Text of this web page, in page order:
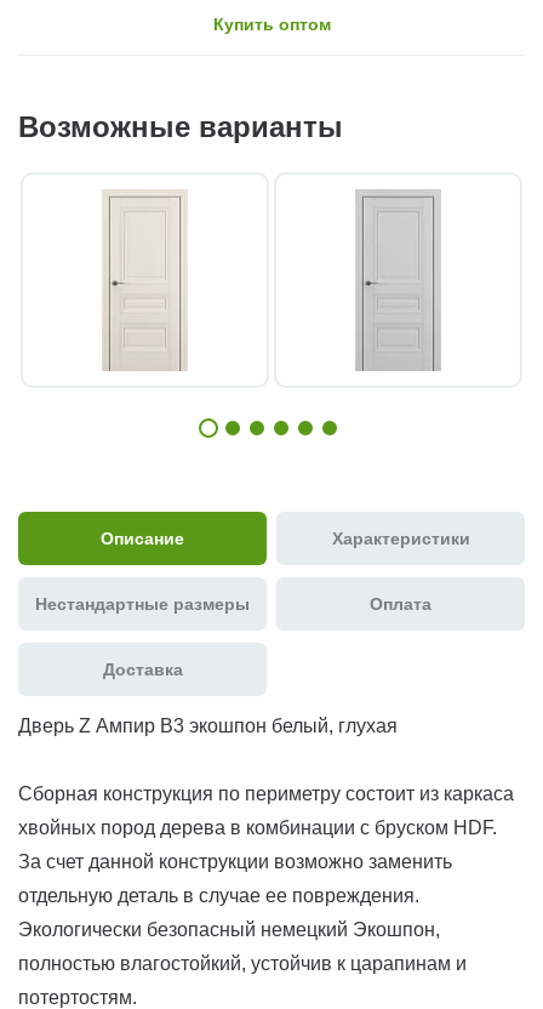
Купить оптом
Возможные варианты
Описание Характеристики
Нестандартные размеры Оплата
Доставка
Дверь Z Ампир В3 экошпон белый, глухая
Сборная конструкция по периметру состоит из каркаса
хвойных пород дерева в комбинации с бруском HDF.
За счет данной конструкции возможно заменить
отдельную деталь в случае ее повреждения.
Экологически безопасный немецкий Экошпон,
полностью влагостойкий, устойчив к царапинам и
потертостям.